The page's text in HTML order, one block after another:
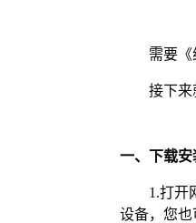
需要
接下来
一、下载
1.打开
设备，您也